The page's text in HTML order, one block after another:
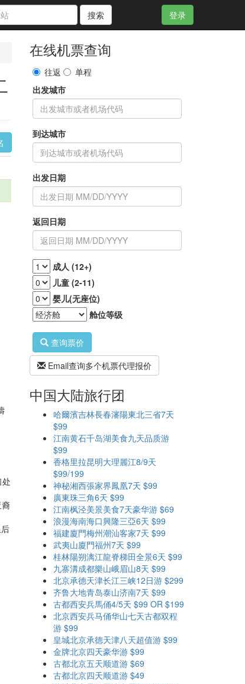
搜索 登录
在线机票查询
往返
单程
出发城市
到达城市
出发日期
返回日期
成人 (12+)
儿童 (2-11)
婴儿(无座位)
舱位等级
查询票价
Email查询多个机票代理报价
中国大陆旅行团
哈爾濱吉林長春瀋陽東北三省7天
$99
江南黄石千岛湖美食九天品质游
$99
香格里拉昆明大理麗江8/9天
$99/199
神秘湘西張家界鳳凰7天 $99
廣東珠三角6天 $99
江南枫泾美景美食7天豪华游 $69
浪漫海南海口興隆三亞6天 $99
福建廈門梅州潮汕客家7天 $99
武夷山廈門福州7天 $99
桂林陽朔漓江龍脊梯田全景6天 $99
九寨溝成都樂山峨眉山8天 $99
北京承德天津长江三峡12日游 $299
齐鲁大地青岛泰山济南7天 $99
古都西安兵馬俑4/5天 $99 OR $199
北京西安兵马俑华山七天古都双程
游 $99
皇城北京承德天津八天超值游 $99
金牌北京四天豪华游 $99
古都北京五天顺道游 $69
古都北京四天顺道游 $49